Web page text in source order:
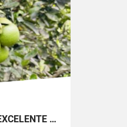
FINCA DE 10 HECTÁREAS CON EXCELENTE TOPOGRAFÍA EN SAN ROQUE